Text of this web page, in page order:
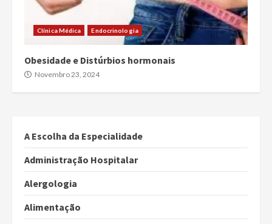
Clínica Médica Endocrinologia
Obesidade e Distúrbios hormonais
Novembro 23, 2024
A Escolha da Especialidade
Administração Hospitalar
Alergologia
Alimentação